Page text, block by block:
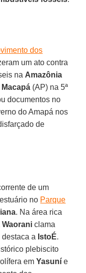
dos
um ato contra
na Amazônia
Macapá (AP) na 5ª
documentos no
do Amapá nos
de
de um
no Parque
. Na área rica
Waorani clama
a IstoÉ.
plebiscito
emYasuní e